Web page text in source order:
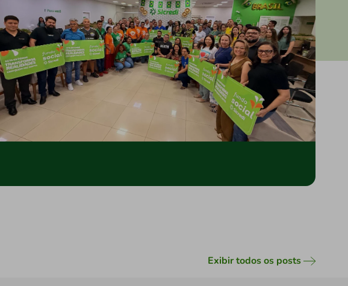
Exibir todos os posts